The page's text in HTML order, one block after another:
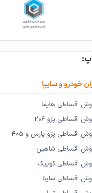
خودرو و سایپا
اقساطی هایما
اقساطی پژو ۲۰۶
اقساطی پژو پارس و ۴۰۵
اقساطی شاهین
اقساطی کوییک
اقساطی ساینا